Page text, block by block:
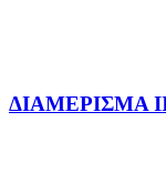
ΔΙΑΜΕΡΙΣΜΑ